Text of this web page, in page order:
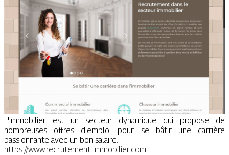
L'immobilier est un secteur dynamique qui propose de
nombreuses offres d'emploi pour se bâtir une carrière
passionnante avec un bon salaire.
https://www.recrutement-immobilier.com